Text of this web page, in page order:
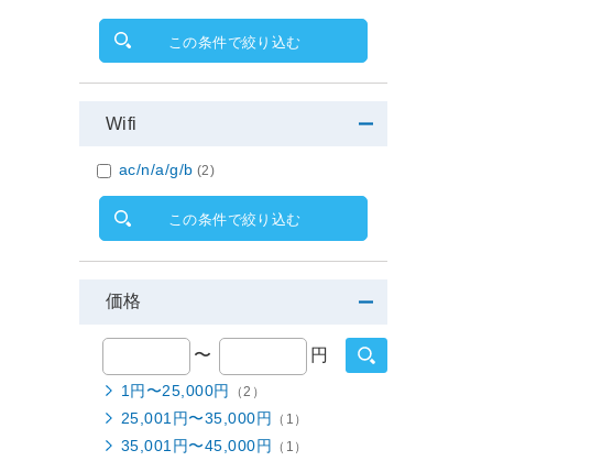
この条件で絞り込む
Wifi
ac/n/a/g/b (2)
この条件で絞り込む
価格
〜 円
1円〜25,000円 （2）
25,001円〜35,000円 （1）
35,001円〜45,000円 （1）